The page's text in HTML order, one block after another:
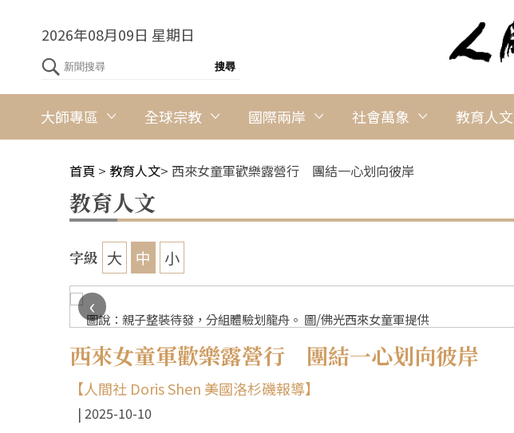
2026年08月09日 星期日
大師專區 全球宗教 國際兩岸 社會萬象 教育人文
首頁 > 教育人文> 西來女童軍歡樂露營行 團結一心划向彼岸
教育人文
字級 大 中 小
圖說：親子整裝待發，分組體驗划龍舟。 圖/佛光西來女童軍提供
‹
西來女童軍歡樂露營行 團結一心划向彼岸
【人間社 Doris Shen 美國洛杉磯報導】
2025-10-10